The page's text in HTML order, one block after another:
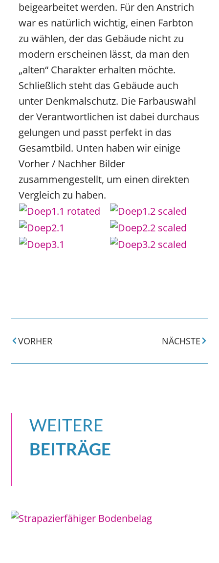
beigearbeitet werden. Für den Anstrich
war es natürlich wichtig, einen Farbton
zu wählen, der das Gebäude nicht zu
modern erscheinen lässt, da man den
„alten“ Charakter erhalten möchte.
Schließlich steht das Gebäude auch
unter Denkmalschutz. Die Farbauswahl
der Verantwortlichen ist dabei durchaus
gelungen und passt perfekt in das
Gesamtbild. Unten haben wir einige
Vorher / Nachher Bilder
zusammengestellt, um einen direkten
Vergleich zu haben.
VORHER NÄCHSTE
WEITERE
BEITRÄGE